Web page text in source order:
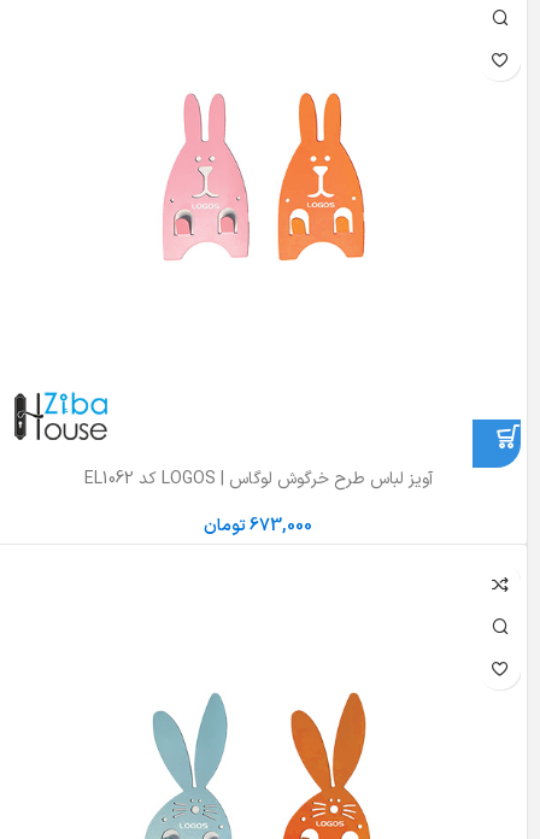
آویز لباس طرح خرگوش لوگاس | LOGOS کد EL1062
673,000تومان